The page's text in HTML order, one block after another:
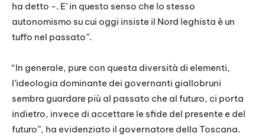
ha detto -. E’ in questo senso che lo stesso
autonomismo su cui oggi insiste il Nord leghista è un
tuffo nel passato”.
“In generale, pure con questa diversità di elementi,
l’ideologia dominante dei governanti giallobruni
sembra guardare più al passato che al futuro, ci porta
indietro, invece di accettare le sfide del presente e del
futuro”, ha evidenziato il governatore della Toscana.